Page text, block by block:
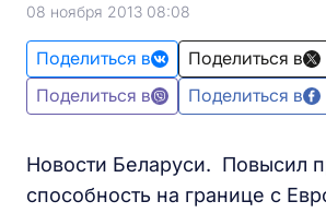
08 ноября 2013 08:08
Поделиться в
Поделиться в
Поделиться в
Поделиться в
Новости Беларуси. Повысил
способность на границе с